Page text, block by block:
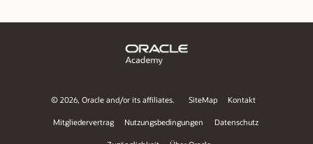
© 2026, Oracle and/or its affiliates. SiteMap Kontakt
Mitgliedervertrag Nutzungsbedingungen Datenschutz